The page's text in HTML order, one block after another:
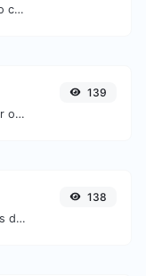
Gere facilmente texto fictício com o gerador Lorem Ipsum.
Pegue um IP e tente procurar o domínio/host associado a ele.
139
Converta facilmente arquivos de imagem ICO para PNG.
138